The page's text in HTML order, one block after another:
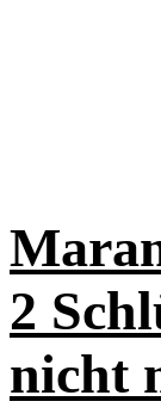
2
nicht